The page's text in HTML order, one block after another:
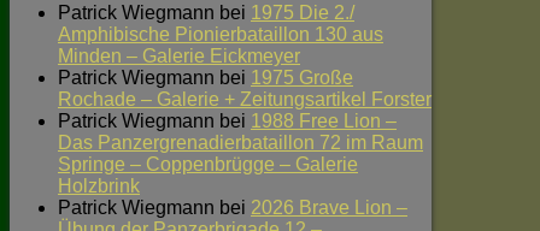
Patrick Wiegmann bei 1975 Die 2./
Amphibische Pionierbataillon 130 aus
Minden – Galerie Eickmeyer
Patrick Wiegmann bei 1975 Große
Rochade – Galerie + Zeitungsartikel Forster
Patrick Wiegmann bei 1988 Free Lion –
Das Panzergrenadierbataillon 72 im Raum
Springe – Coppenbrügge – Galerie
Holzbrink
Patrick Wiegmann bei 2026 Brave Lion –